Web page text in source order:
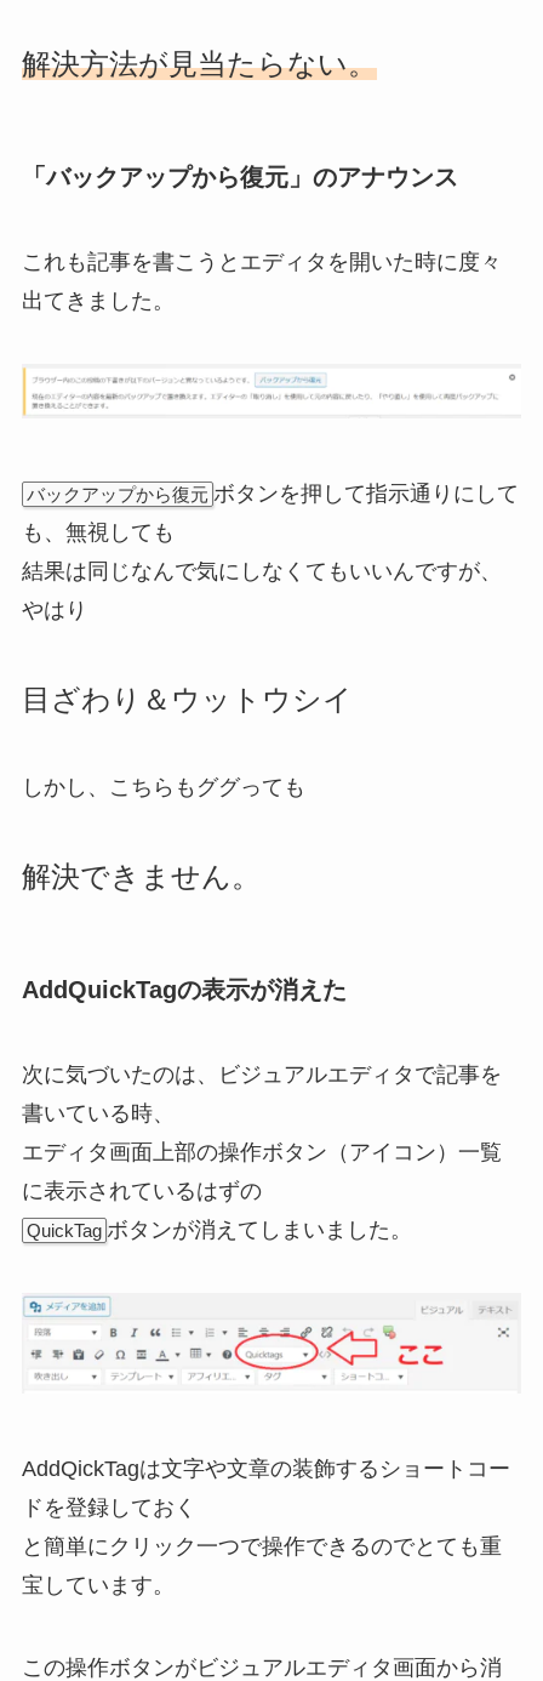
解決方法が見当たらない。
「バックアップから復元」のアナウンス
これも記事を書こうとエディタを開いた時に度々
出てきました。
バックアップから復元 ボタンを押して指示通りにして
も、無視しても
結果は同じなんで気にしなくてもいいんですが、
やはり
目ざわり＆ウットウシイ
しかし、こちらもググっても
解決できません。
AddQuickTagの表示が消えた
次に気づいたのは、ビジュアルエディタで記事を
書いている時、
エディタ画面上部の操作ボタン（アイコン）一覧
に表示されているはずの
QuickTag ボタンが消えてしまいました。
AddQickTagは文字や文章の装飾するショートコー
ドを登録しておく
と簡単にクリック一つで操作できるのでとても重
宝しています。
この操作ボタンがビジュアルエディタ画面から消